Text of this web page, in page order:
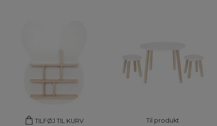
TILFØJ TIL KURV Til produkt